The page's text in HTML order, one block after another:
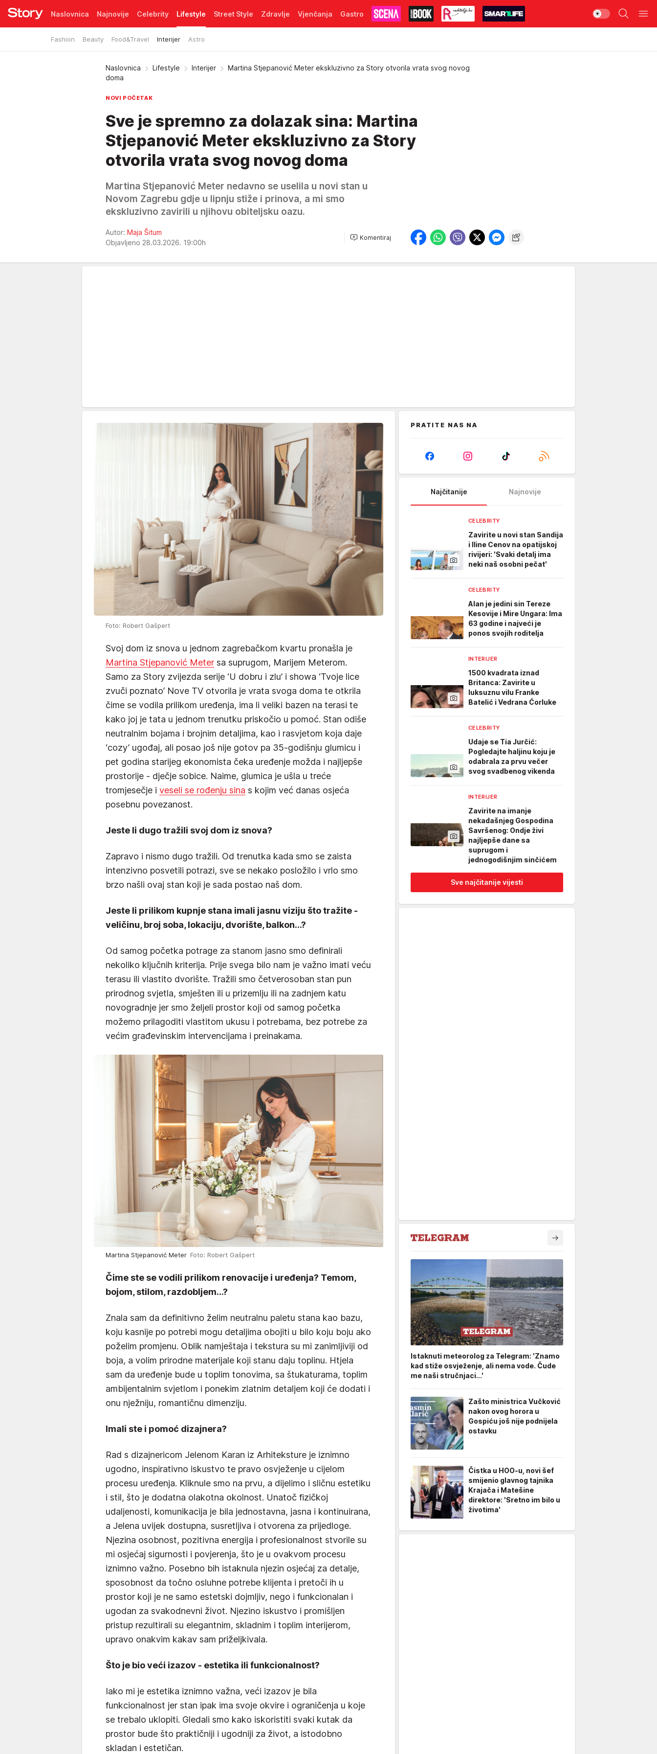
Naslovnica Najnovije Celebrity Lifestyle
Fashion Beauty Food&Travel Interijer Astro
Street Style Zdravlje Vjenčanja Gastro
Pretplata
Naslovnica Lifestyle Interijer
Martina Stjepanović Meter ekskluzivno za Story otvorila vrata svog novog
doma
NOVI POČETAK
Sve je spremno za dolazak sina: Martina
Stjepanović Meter ekskluzivno za Story
otvorila vrata svog novog doma
Martina Stjepanović Meter nedavno se uselila u novi stan u
Novom Zagrebu gdje u lipnju stiže i prinova, a mi smo
ekskluzivno zavirili u njihovu obiteljsku oazu.
Autor: Maja Šitum
Objavljeno 28.03.2026. 19:00h
Komentiraj
Foto: Robert Gašpert
Svoj dom iz snova u jednom zagrebačkom kvartu pronašla je
Martina Stjepanović Meter sa suprugom, Marijem Meterom.
Samo za Story zvijezda serije ‘U dobru i zlu’ i showa ‘Tvoje lice
zvuči poznato’ Nove TV otvorila je vrata svoga doma te otkrila
čime se vodila prilikom uređenja, ima li veliki bazen na terasi te
kako joj je tata u jednom trenutku priskočio u pomoć. Stan odiše
neutralnim bojama i brojnim detaljima, kao i rasvjetom koja daje
‘cozy’ ugođaj, ali posao još nije gotov pa 35-godišnju glumicu i
pet godina starijeg ekonomista čeka uređenje možda i najljepše
prostorije - dječje sobice. Naime, glumica je ušla u treće
tromjesečje i veseli se rođenju sina s kojim već danas osjeća
posebnu povezanost.
Jeste li dugo tražili svoj dom iz snova?
Zapravo i nismo dugo tražili. Od trenutka kada smo se zaista
intenzivno posvetili potrazi, sve se nekako posložilo i vrlo smo
brzo našli ovaj stan koji je sada postao naš dom.
Jeste li prilikom kupnje stana imali jasnu viziju što tražite -
veličinu, broj soba, lokaciju, dvorište, balkon...?
Od samog početka potrage za stanom jasno smo definirali
nekoliko ključnih kriterija. Prije svega bilo nam je važno imati veću
terasu ili vlastito dvorište. Tražili smo četverosoban stan pun
prirodnog svjetla, smješten ili u prizemlju ili na zadnjem katu
novogradnje jer smo željeli prostor koji od samog početka
možemo prilagoditi vlastitom ukusu i potrebama, bez potrebe za
većim građevinskim intervencijama i preinakama.
Martina Stjepanović Meter Foto: Robert Gašpert
Čime ste se vodili prilikom renovacije i uređenja? Temom,
bojom, stilom, razdobljem...?
Znala sam da definitivno želim neutralnu paletu stana kao bazu,
koju kasnije po potrebi mogu detaljima obojiti u bilo koju boju ako
poželim promjenu. Oblik namještaja i tekstura su mi zanimljiviji od
boja, a volim prirodne materijale koji stanu daju toplinu. Htjela
sam da uređenje bude u toplim tonovima, sa štukaturama, toplim
ambijentalnim svjetlom i ponekim zlatnim detaljem koji će dodati i
onu nježniju, romantičnu dimenziju.
Imali ste i pomoć dizajnera?
Rad s dizajnericom Jelenom Karan iz Arhiteksture je iznimno
ugodno, inspirativno iskustvo te pravo osvježenje u cijelom
procesu uređenja. Kliknule smo na prvu, a dijelimo i sličnu estetiku
i stil, što je dodatna olakotna okolnost. Unatoč fizičkoj
udaljenosti, komunikacija je bila jednostavna, jasna i kontinuirana,
a Jelena uvijek dostupna, susretljiva i otvorena za prijedloge.
Njezina osobnost, pozitivna energija i profesionalnost stvorile su
mi osjećaj sigurnosti i povjerenja, što je u ovakvom procesu
iznimno važno. Posebno bih istaknula njezin osjećaj za detalje,
sposobnost da točno osluhne potrebe klijenta i pretoči ih u
prostor koji je ne samo estetski dojmljiv, nego i funkcionalan i
ugodan za svakodnevni život. Njezino iskustvo i promišljen
pristup rezultirali su elegantnim, skladnim i toplim interijerom,
upravo onakvim kakav sam priželjkivala.
Što je bio veći izazov - estetika ili funkcionalnost?
Iako mi je estetika iznimno važna, veći izazov je bila
funkcionalnost jer stan ipak ima svoje okvire i ograničenja u koje
se trebalo uklopiti. Gledali smo kako iskoristiti svaki kutak da
prostor bude što praktičniji i ugodniji za život, a istodobno
skladan i estetičan.
PRATITE NAS NA
Najčitanije Najnovije
CELEBRITY
Zavirite u novi stan Sandija
i Iline Cenov na opatijskoj
rivijeri: 'Svaki detalj ima
neki naš osobni pečat'
CELEBRITY
Alan je jedini sin Tereze
Kesovije i Mire Ungara: Ima
63 godine i najveći je
ponos svojih roditelja
INTERIJER
1500 kvadrata iznad
Britanca: Zavirite u
luksuznu vilu Franke
Batelić i Vedrana Ćorluke
CELEBRITY
Udaje se Tia Jurčić:
Pogledajte haljinu koju je
odabrala za prvu večer
svog svadbenog vikenda
INTERIJER
Zavirite na imanje
nekadašnjeg Gospodina
Savršenog: Ondje živi
najljepše dane sa
suprugom i
jednogodišnjim sinčićem
Sve najčitanije vijesti
Istaknuti meteorolog za Telegram: 'Znamo
kad stiže osvježenje, ali nema vode. Čude
me naši stručnjaci...'
Zašto ministrica Vučković
nakon ovog horora u
Gospiću još nije podnijela
ostavku
Čistka u HOO-u, novi šef
smijenio glavnog tajnika
Krajača i Matešine
direktore: 'Sretno im bilo u
životima'